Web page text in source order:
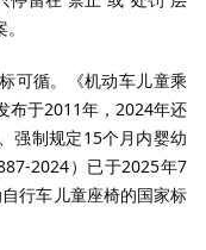
可循。《机动车儿童乘
布于2011年，2024年还
强制规定15个月内婴幼
2024）已于2025年7
行车儿童座椅的国家标